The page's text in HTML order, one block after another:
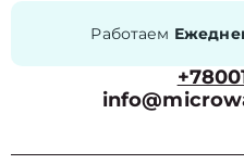
Работаем